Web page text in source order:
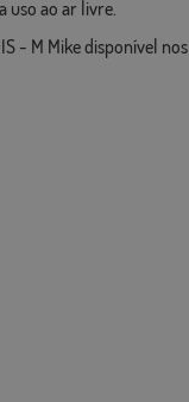
uso ao ar livre.
- M Mike disponível nos